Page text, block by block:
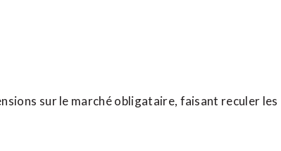
⁠sur le marché obligataire, faisant reculer les